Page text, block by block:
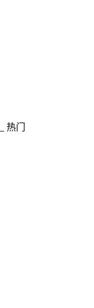
热门